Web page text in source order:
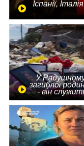
Іспанії,
У
загиблої
- він